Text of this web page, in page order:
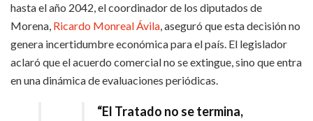
hasta el año 2042, el coordinador de los diputados de
Morena, Ricardo Monreal Ávila , aseguró que esta decisión no
genera incertidumbre económica para el país. El legislador
aclaró que el acuerdo comercial no se extingue, sino que entra
en una dinámica de evaluaciones periódicas.
“El Tratado no se termina,